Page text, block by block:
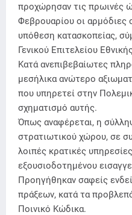
προχώρησαν τις πρωινές
Φεβρουαρίου οι αρμόδιες
υπόθεση κατασκοπείας,
Γενικού Επιτελείου
Κατά ανεπιβεβαίωτες
μεσήλικα ανώτερο
που υπηρετεί στην
σχηματισμό αυτής.
Όπως αναφέρεται, η
στρατιωτικού χώρου, σε
λοιπές κρατικές
εξουσιοδοτημένου
Προηγήθηκαν σαφείς
πράξεων, κατά τα
Ποινικό Κώδικα.